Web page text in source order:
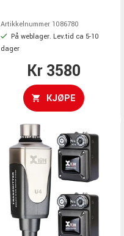
Artikkelnummer 1086780
På weblager. Lev.tid ca 5-10
dager
Kr 3580
KJØPE